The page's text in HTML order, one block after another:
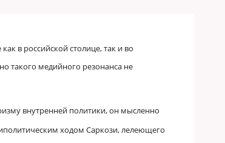
в российской столице, так и во
но такого медийного резонанса не
внутренней политики, он мысленно
ходом Саркози, лелеющего